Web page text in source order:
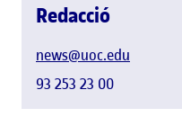
Redacció
news@uoc.edu
93 253 23 00